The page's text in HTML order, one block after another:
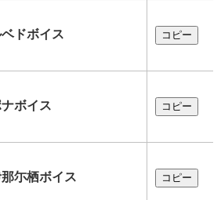
ドボイス コピー
ボイス コピー
尓栖ボイス コピー